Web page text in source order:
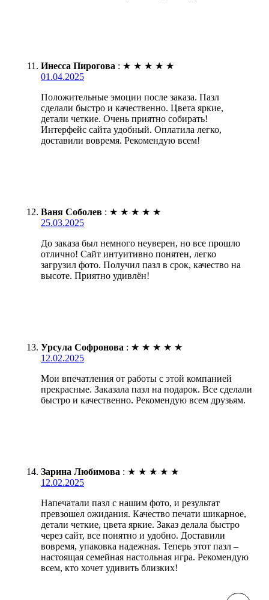
Инесса Пирогова : ★ ★ ★ ★ ★
01.04.2025
Положительные эмоции после заказа. Пазл
сделали быстро и качественно. Цвета яркие,
детали четкие. Очень приятно собирать!
Интерфейс сайта удобный. Оплатила легко,
доставили вовремя. Рекомендую всем!
Ваня Соболев : ★ ★ ★ ★ ★
25.03.2025
До заказа был немного неуверен, но все прошло
отлично! Сайт интуитивно понятен, легко
загрузил фото. Получил пазл в срок, качество на
высоте. Приятно удивлён!
Урсула Софронова : ★ ★ ★ ★ ★
12.02.2025
Мои впечатления от работы с этой компанией
прекрасные. Заказала пазл на подарок. Все сделали
быстро и качественно. Рекомендую всем друзьям.
Зарина Любимова : ★ ★ ★ ★ ★
12.02.2025
Напечатали пазл с нашим фото, и результат
превзошел ожидания. Качество печати шикарное,
детали четкие, цвета яркие. Заказ делала быстро
через сайт, все понятно и удобно. Доставили
вовремя, упаковка надежная. Теперь этот пазл –
настоящая семейная настольная игра. Рекомендую
всем, кто хочет удивить близких!